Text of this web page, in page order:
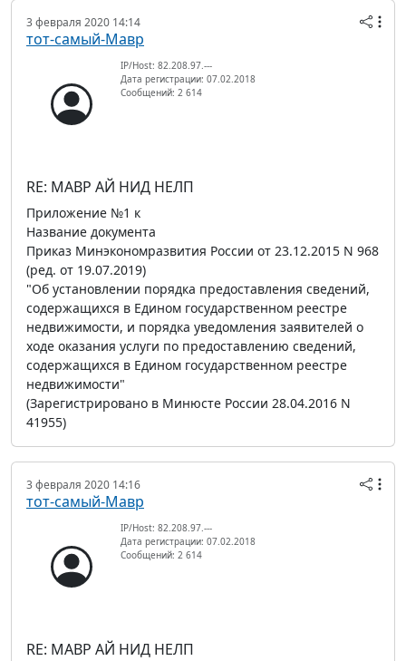
3 февраля 2020 14:14
тот-самый-Мавр
IP/Host: 82.208.97.---
Дата регистрации: 07.02.2018
Сообщений: 2 614
RE: МАВР АЙ НИД НЕЛП
Приложение №1 к
Название документа
Приказ Минэкономразвития России от 23.12.2015 N 968
(ред. от 19.07.2019)
"Об установлении порядка предоставления сведений,
содержащихся в Едином государственном реестре
недвижимости, и порядка уведомления заявителей о
ходе оказания услуги по предоставлению сведений,
содержащихся в Едином государственном реестре
недвижимости"
(Зарегистрировано в Минюсте России 28.04.2016 N
41955)
3 февраля 2020 14:16
тот-самый-Мавр
IP/Host: 82.208.97.---
Дата регистрации: 07.02.2018
Сообщений: 2 614
RE: МАВР АЙ НИД НЕЛП